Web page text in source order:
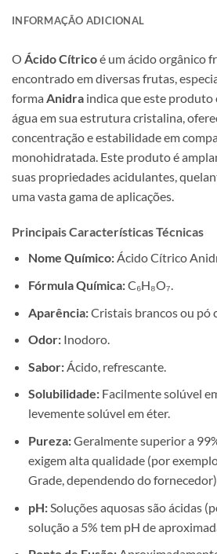
INFORMAÇÃO ADICIONAL
O Ácido Cítricoé um ácido orgânico
encontrado em diversas frutas,
forma Anidra indica que este produto
água em sua estrutura cristalina,
concentração e estabilidade em
monohidratada. Este produto é
suas propriedades acidulantes,
uma vasta gama de aplicações.
Principais Características Técnicas
Nome Químico:Ácido Cítrico
Fórmula Química:C₆H₈O₇.
Aparência:Cristais brancos ou pó
Odor:Inodoro.
Sabor:Ácido, refrescante.
Solubilidade:Facilmente solúvel
levemente solúvel em éter.
Pureza:Geralmente superior a
exigem alta qualidade (por
Grade, dependendo do
pH:Soluções aquosas são ácidas
solução a 5% tem pH de